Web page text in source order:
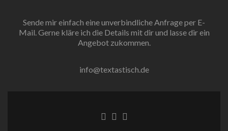
Sende mir einfach eine unverbindliche Anfrage per E-
Mail. Gerne kläre ich die Details mit dir und lasse dir ein
Angebot zukommen.
info@textastisch.de
Facebook-Link
Twitter-Link
Instagram Link